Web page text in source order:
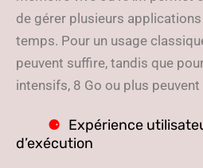
de gérer plusieurs
temps. Pour un usage
peuvent suffire, tandis que
intensifs, 8 Go ou plus
Expérience
d’exécution